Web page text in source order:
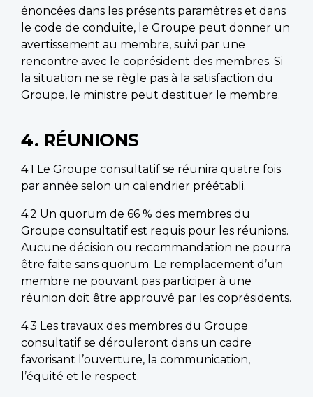
énoncées dans les présents paramètres et dans
le code de conduite, le Groupe peut donner un
avertissement au membre, suivi par une
rencontre avec le coprésident des membres. Si
la situation ne se règle pas à la satisfaction du
Groupe, le ministre peut destituer le membre.
4. RÉUNIONS
4.1 Le Groupe consultatif se réunira quatre fois
par année selon un calendrier préétabli.
4.2 Un quorum de 66 % des membres du
Groupe consultatif est requis pour les réunions.
Aucune décision ou recommandation ne pourra
être faite sans quorum. Le remplacement d’un
membre ne pouvant pas participer à une
réunion doit être approuvé par les coprésidents.
4.3 Les travaux des membres du Groupe
consultatif se dérouleront dans un cadre
favorisant l’ouverture, la communication,
l’équité et le respect.